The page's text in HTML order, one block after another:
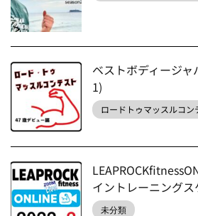
ベストボディージ
1)
ロードトゥマッスルコン
イントレーニングス
未分類